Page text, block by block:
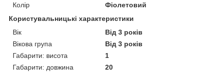
Колір
Фіолетовий
Користувальницькі характеристики
Вік
Від 3 років
Вікова група
Від 3 років
Габарити: висота
1
Габарити: довжина
20